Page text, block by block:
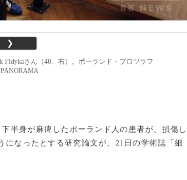
❯
さん（40、右）。ポーランド・ブロツラフ
半身が麻痺したポーランド人の患者が、損傷し
なったとする研究論文が、21日の学術誌「細